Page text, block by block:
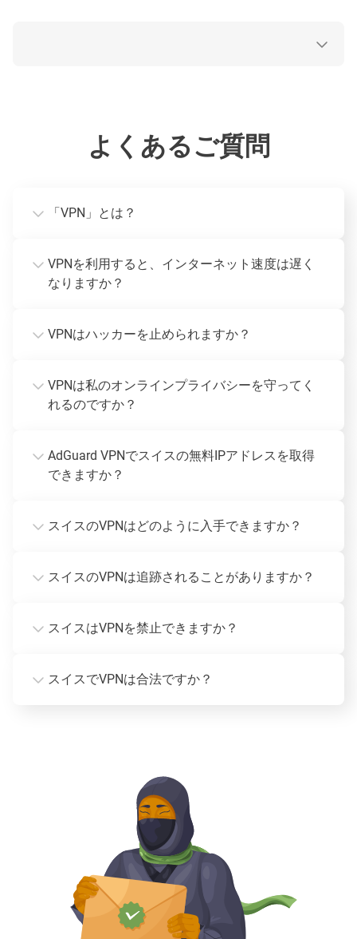
よくあるご質問
「VPN」とは？
VPNを利用すると、インターネット速度は遅く
なりますか？
VPNはハッカーを止められますか？
VPNは私のオンラインプライバシーを守ってく
れるのですか？
AdGuard VPNでスイスの無料IPアドレスを取得
できますか？
スイスのVPNはどのように入手できますか？
スイスのVPNは追跡されることがありますか？
スイスはVPNを禁止できますか？
スイスでVPNは合法ですか？